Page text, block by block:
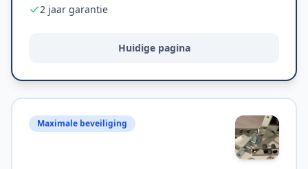
2 jaar garantie
Huidige pagina
Maximale beveiliging